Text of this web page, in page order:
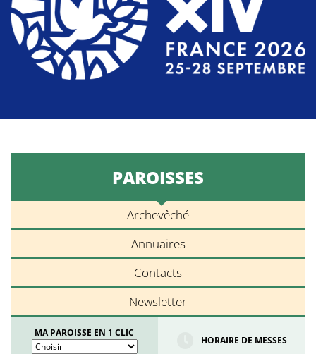
PAROISSES
Archevêché
Annuaires
Contacts
Newsletter
MA PAROISSE EN 1 CLIC
HORAIRE DE MESSES